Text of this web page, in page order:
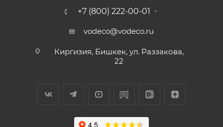
+7 (800) 222-00-01
vodeco@vodeco.ru
Киргизия, Бишкек, ул. Раззакова,
22